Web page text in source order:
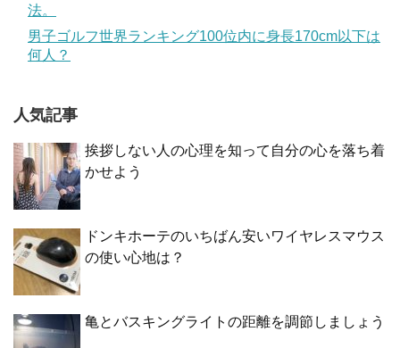
法。
男子ゴルフ世界ランキング100位内に身長170cm以下は
何人？
人気記事
挨拶しない人の心理を知って自分の心を落ち着
かせよう
ドンキホーテのいちばん安いワイヤレスマウス
の使い心地は？
亀とバスキングライトの距離を調節しましょう